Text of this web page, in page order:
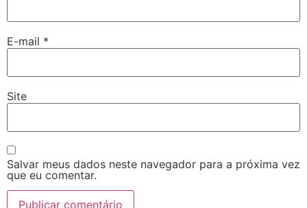
E-mail *
Site
Salvar meus dados neste navegador para a próxima vez
que eu comentar.